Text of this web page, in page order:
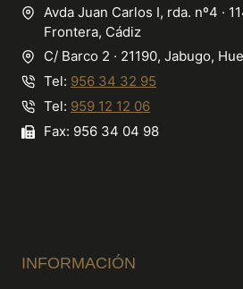
Avda Juan Carlos I, rda. nº4 ·
Frontera, Cádiz
C/ Barco 2 · 21190, Jabugo,
Tel: 956 34 32 95
Tel: 959 12 12 06
Fax: 956 34 04 98
INFORMACIÓN